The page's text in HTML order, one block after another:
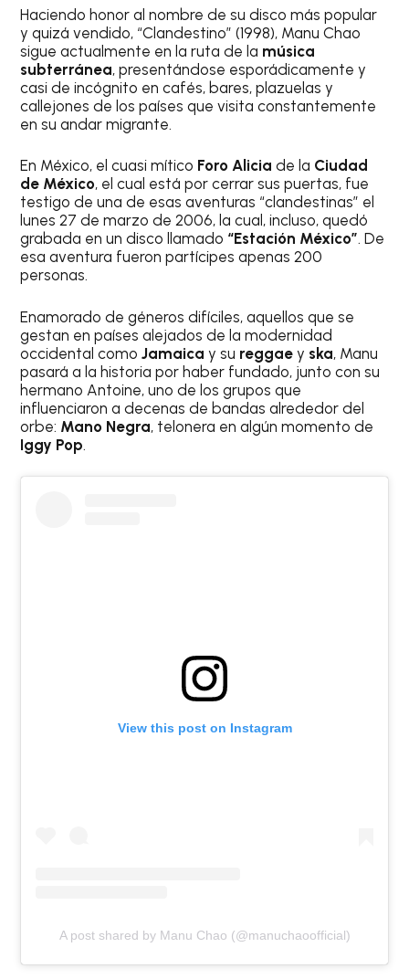
Haciendo honor al nombre de su disco más popular
y quizá vendido, “Clandestino” (1998), Manu Chao
sigue actualmente en la ruta de la música
subterránea, presentándose esporádicamente y
casi de incógnito en cafés, bares, plazuelas y
callejones de los países que visita constantemente
en su andar migrante.
En México, el cuasi mítico Foro Aliciade la Ciudad
de México, el cual está por cerrar sus puertas, fue
testigo de una de esas aventuras “clandestinas” el
lunes 27 de marzo de 2006, la cual, incluso, quedó
grabada en un disco llamado “Estación México”. De
esa aventura fueron partícipes apenas 200
personas.
Enamorado de géneros difíciles, aquellos que se
gestan en países alejados de la modernidad
occidental comoJamaicay su reggae y ska, Manu
pasará a la historia por haber fundado, junto con su
hermano Antoine, uno de los grupos que
influenciaron a decenas de bandas alrededor del
orbe: Mano Negra, telonera en algún momento de
Iggy Pop.
View this post on Instagram
A post shared by Manu Chao (@manuchaoofficial)